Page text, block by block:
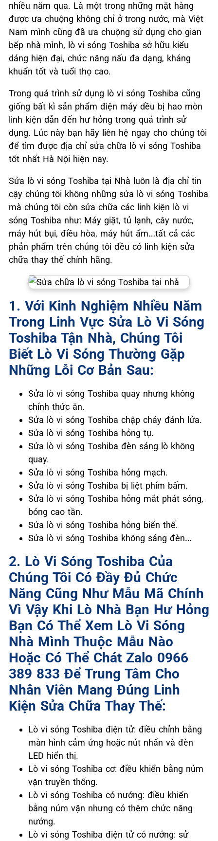
nhiều năm qua. Là một trong những mặt hàng
được ưa chuộng không chỉ ở trong nước, mà Việt
Nam mình cũng đã ưa chuộng sử dụng cho gian
bếp nhà mình, lò vi sóng Toshiba sở hữu kiểu
dáng hiện đại, chức năng nấu đa dạng, kháng
khuẩn tốt và tuổi thọ cao.
Trong quá trình sử dụng lò vi sóng Toshiba cũng
giống bất kì sản phẩm điện máy dều bị hao mòn
linh kiện dẫn đến hư hỏng trong quá trình sử
dụng. Lúc này bạn hãy liên hệ ngay cho chúng tôi
để tìm được địa chỉ sửa chữa lò vi sóng Toshiba
tốt nhất Hà Nội hiện nay.
Sửa lò vi sóng Toshiba tại Nhà luôn là địa chỉ tin
cậy chúng tôi không những sửa lò vi sóng Toshiba
mà chúng tôi còn sửa chữa các linh kiện lò vi
sóng Toshiba như: Máy giặt, tủ lạnh, cây nước,
máy hút bụi, điều hòa, máy hút ẩm…tất cả các
phản phẩm trên chúng tôi đều có linh kiện sửa
chữa thay thế chính hãng.
1. Với Kinh Nghiệm Nhiều Năm
Trong Linh Vực Sửa Lò Vi Sóng
Toshiba Tận Nhà, Chúng Tôi
Biết Lò Vi Sóng Thường Gặp
Những Lỗi Cơ Bản Sau:
Sửa lò vi sóng Toshiba quay nhưng không
chính thức ăn.
Sửa lò vi sóng Toshiba chập cháy đánh lửa.
Sửa lò vi sóng Toshiba hỏng tụ.
Sửa lò vi sóng Toshiba đèn sáng lò không
quay.
Sửa lò vi sóng Toshiba hỏng mạch.
Sửa lò vi sóng Toshiba bị liệt phím bấm.
Sửa lò vi sóng Toshiba hỏng mắt phát sóng,
bóng cao tần.
Sửa lò vi sóng Toshiba hỏng biến thế.
Sửa lò vi sóng Toshiba không sáng đèn…
2. Lò Vi Sóng Toshiba Của
Chúng Tôi Có Đầy Đủ Chức
Năng Cũng Như Mẫu Mã Chính
Vì Vậy Khi Lò Nhà Bạn Hư Hỏng
Bạn Có Thể Xem Lò Vi Sóng
Nhà Mình Thuộc Mẫu Nào
Hoặc Có Thể Chát Zalo 0966
389 833 Để Trung Tâm Cho
Nhân Viên Mang Đúng Linh
Kiện Sửa Chữa Thay Thế:
Lò vi sóng Toshiba điện tử: điều chỉnh bằng
màn hình cảm ứng hoặc nút nhấn và đèn
LED hiển thị.
Lò vi sóng Toshiba cơ: điều khiển bằng núm
vặn truyền thống.
Lò vi sóng Toshiba có nướng: điều khiển
bằng núm vặn nhưng có thêm chức năng
nướng.
Lò vi sóng Toshiba điện tử có nướng: sử